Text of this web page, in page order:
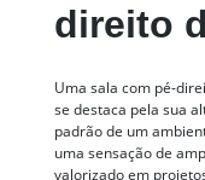
direito
Uma sala com pé-
se destaca pela sua
padrão de um
uma sensação de
valorizado em